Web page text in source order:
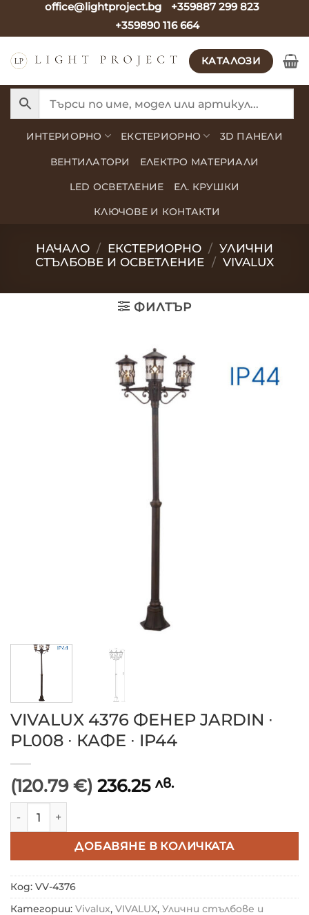
office@lightproject.bg
+359887 299 823
+359890 116 664
КАТАЛОЗИ
ИНТЕРИОРНО ЕКСТЕРИОРНО 3D ПАНЕЛИ
ВЕНТИЛАТОРИ ЕЛЕКТРО МАТЕРИАЛИ
LED ОСВЕТЛЕНИЕ ЕЛ. КРУШКИ
КЛЮЧОВЕ И КОНТАКТИ
НАЧАЛО / ЕКСТЕРИОРНО / УЛИЧНИ
СТЪЛБОВЕ И ОСВЕТЛЕНИЕ / VIVALUX
ФИЛТЪР
VIVALUX 4376 ФЕНЕР JARDIN ∙
PL008 ∙ КАФЕ ∙ IP44
(120.79 €) 236.25 лв.
ДОБАВЯНЕ В КОЛИЧКАТА
Код: VV-4376
Категории: Vivalux, VIVALUX, Улични стълбове и